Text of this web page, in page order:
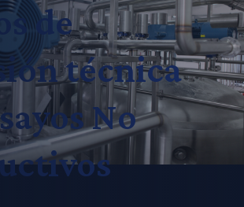
de
técnica
No